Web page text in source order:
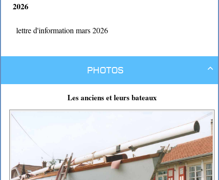
2026
lettre d'information mars 2026

Photos
Les anciens et leurs bateaux